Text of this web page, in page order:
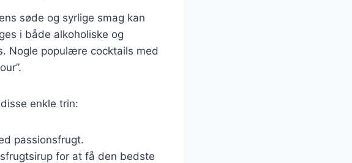
søde og syrlige smag kan
i både alkoholiske og
Nogle populære cocktails med
enkle trin:
passionsfrugt.
for at få den bedste